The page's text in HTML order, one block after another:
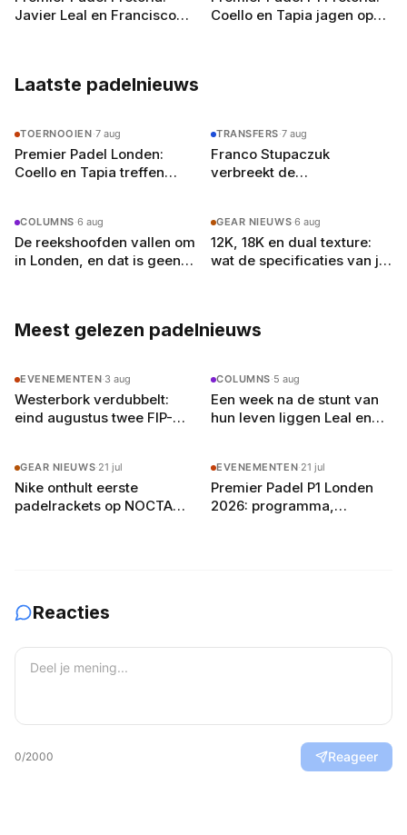
journalist, welteverstaan.
Javier Leal en Francisco
Coello en Tapia jagen op
Laatste padelnieuws
TOERNOOIEN·7 aug
Premier Padel Londen:
Coello en Tapia treffen
TRANSFERS·7 aug
Franco Stupaczuk
verbreekt de
COLUMNS·6 aug
De reekshoofden vallen om
in Londen, en dat is geen
GEAR NIEUWS·6 aug
12K, 18K en dual texture:
wat de specificaties van je
Meest gelezen padelnieuws
EVENEMENTEN·3 aug
Westerbork verdubbelt:
eind augustus twee FIP-
COLUMNS·5 aug
Een week na de stunt van
hun leven liggen Leal en
GEAR NIEUWS·21 jul
Nike onthult eerste
padelrackets op NOCTA
EVENEMENTEN·21 jul
Premier Padel P1 Londen
2026: programma,
Reacties
0/2000 Reageer